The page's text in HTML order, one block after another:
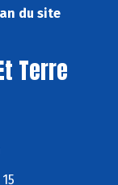
du site
Terre